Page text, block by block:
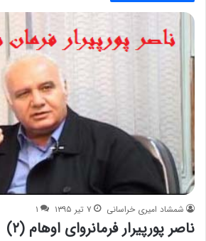
شمشاد امیری خراسانی ۷ تیر ۱۳۹۵ ۱
ناصر پورپیرار فرمانروای اوهام (۲)